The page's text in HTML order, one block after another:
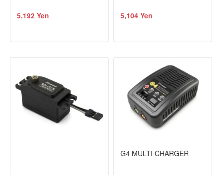
5,192 Yen 5,104 Yen
G4 MULTI CHARGER